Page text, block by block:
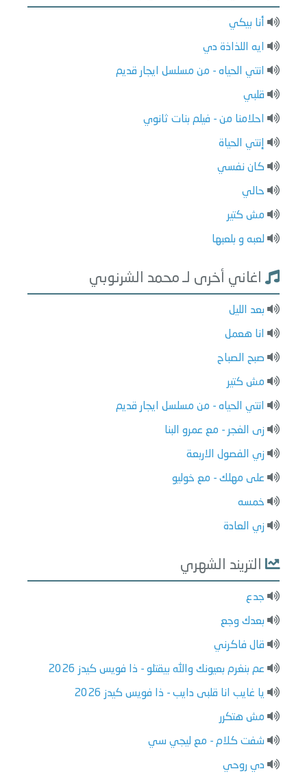
أنا بيكي
ايه اللذاذة دي
انتي الحياه - من مسلسل ايجار قديم
قلبي
احلامنا من - فيلم بنات ثانوي
إنتي الحياة
كان نفسي
حالي
مش كتير
لعبه و بلعبها
اغاني أخرى لـ محمد الشرنوبي
بعد الليل
انا هعمل
صبح الصباح
مش كتير
انتي الحياه - من مسلسل ايجار قديم
زى الغجر - مع عمرو البنا
زي الفصول الاربعة
على مهلك - مع خوليو
خمسه
زي العادة
التريند الشهري
جدع
بعدك وجع
قال فاكرني
عم بنغرم بعيونك والله بيقتلو - ذا فويس كيدز 2026
يا غايب انا قلبى دايب - ذا فويس كيدز 2026
مش هتكرر
شفت كلام - مع ليجي سي
دي روحي